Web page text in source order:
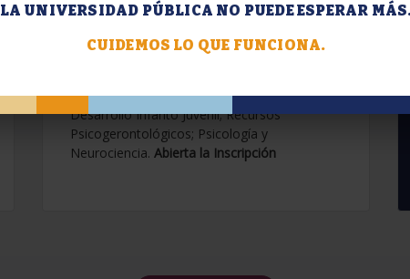
LA UNIVERSIDAD PÚBLICA NO PUEDE ESPERAR
CUIDEMOS LO QUE FUNCIONA.
Extensión. Diplomaturas
2026.
Contemporáneas; Problemáticas en el
Desarrollo Infanto Juvenil; Recursos
Psicogerontológicos; Psicología y
Neurociencia. Abierta la Inscripción